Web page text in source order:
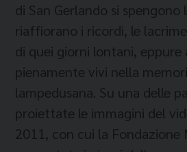
di San Gerlando si spengono
riaffiorano i ricordi, le
di quei giorni lontani, eppure
pienamente vivi nella
lampedusana. Su una delle
proiettate le immagini del
2011, con cui la Fondazione